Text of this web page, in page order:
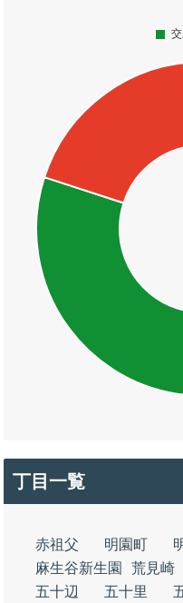
丁目一覧
赤祖父 明園町
麻生谷新生園
荒見崎
五十辺
五十里